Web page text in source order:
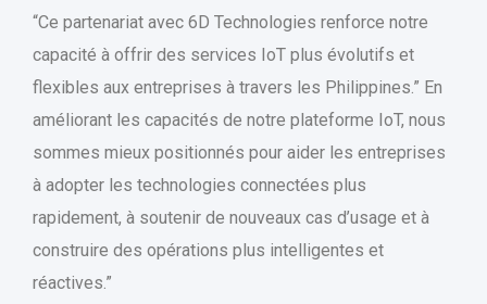
“Ce partenariat avec 6D Technologies renforce notre
capacité à offrir des services IoT plus évolutifs et
flexibles aux entreprises à travers les Philippines.” En
améliorant les capacités de notre plateforme IoT, nous
sommes mieux positionnés pour aider les entreprises
à adopter les technologies connectées plus
rapidement, à soutenir de nouveaux cas d’usage et à
construire des opérations plus intelligentes et
réactives.”